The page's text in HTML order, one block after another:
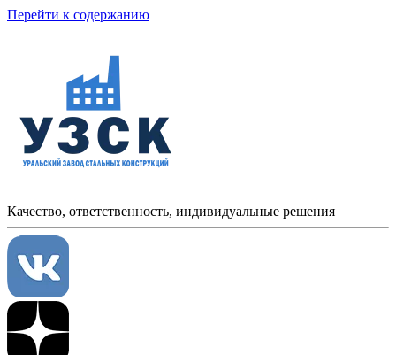
Перейти к содержанию
Качество, ответственность, индивидуальные решения